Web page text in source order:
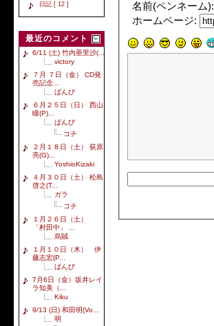
日記 [ 12 ]
最近のコメント
6/11 (土) 竹内亜里沙(...
victory
７月 ７日（金） CD発
売記念...
ばんび
６月２５日（日） 西山
瞳(P)...
ばんび
コチ
２月１８日（土） 荻原
亮(G)...
YoshioKizaki
４月３０日（土） 松島
啓之(T...
ガラ
コチ
１月２６日（土）
「村田中」 ...
烏賊
１月１０日（木） 伊
藤志宏(P...
ばんび
7月6日（金）坂井レイ
ラ知美（...
Kiku
9/13 (日) 和田明(Vo...
明
名前(ペンネーム):
ホームページ: